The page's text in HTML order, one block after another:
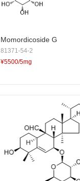
Momordicoside G
81371-54-2
¥5500/5mg